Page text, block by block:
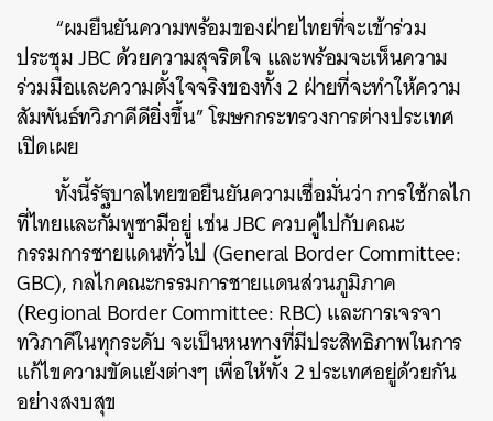
“ผมยืนยันความพร้อมของฝ่ายไทยที่จะเข้าร่วม
ประชุม JBC ด้วยความสุจริตใจ และพร้อมจะเห็นความ
ร่วมมือและความตั้งใจจริงของทั้ง 2 ฝ่ายที่จะทำให้ความ
สัมพันธ์ทวิภาคีดียิ่งขึ้น” โฆษกกระทรวงการต่างประเทศ
เปิดเผย
ทั้งนี้รัฐบาลไทยขอยืนยันความเชื่อมั่นว่า การใช้กลไก
ที่ไทยและกัมพูชามีอยู่ เช่น JBC ควบคู่ไปกับคณะ
กรรมการชายแดนทั่วไป (General Border Committee:
GBC), กลไกคณะกรรมการชายแดนส่วนภูมิภาค
(Regional Border Committee: RBC) และการเจรจา
ทวิภาคีในทุกระดับ จะเป็นหนทางที่มีประสิทธิภาพในการ
แก้ไขความขัดแย้งต่างๆ เพื่อให้ทั้ง 2 ประเทศอยู่ด้วยกัน
อย่างสงบสุข